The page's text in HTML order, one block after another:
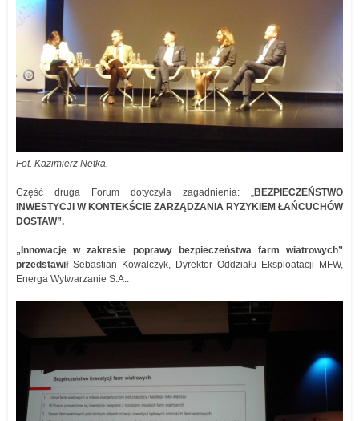
Fot. Kazimierz Netka.
Część druga Forum dotyczyła zagadnienia: „BEZPIECZEŃSTWO
INWESTYCJI W KONTEKŚCIE ZARZĄDZANIA RYZYKIEM ŁAŃCUCHÓW
DOSTAW”.
„Innowacje w zakresie poprawy bezpieczeństwa farm wiatrowych”
przedstawił Sebastian Kowalczyk, Dyrektor Oddziału Eksploatacji MFW,
Energa Wytwarzanie S.A.: